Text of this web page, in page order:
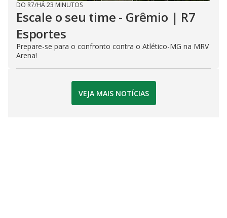
DO R7/HÁ 23 MINUTOS
Escale o seu time - Grêmio | R7
Esportes
Prepare-se para o confronto contra o Atlético-MG na MRV
Arena!
VEJA MAIS NOTÍCIAS